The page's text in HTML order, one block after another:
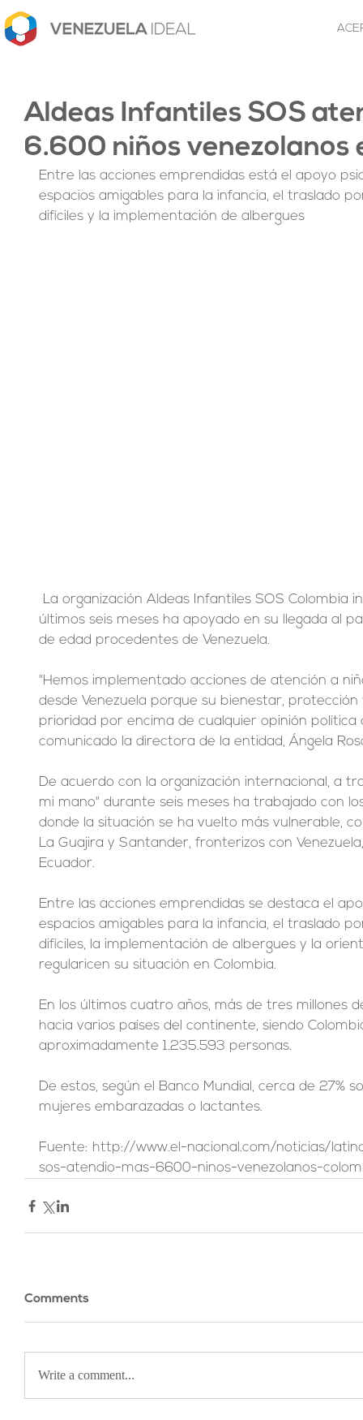
Aldeas Infantiles SOS
6.600 niños venezolanos
Entre las acciones emprendidas está el apoyo
espacios amigables para la infancia, el traslado
difíciles y la implementación de albergues
últimos seis meses ha apoyado en su llegada al
de edad procedentes de Venezuela.
"Hemos implementado acciones de atención a
desde Venezuela porque su bienestar,
prioridad por encima de cualquier opinión política
comunicado la directora de la entidad, Ángela
De acuerdo con la organización internacional, a
mi mano" durante seis meses ha trabajado con
donde la situación se ha vuelto más vulnerable,
La Guajira y Santander, fronterizos con
Ecuador.
Entre las acciones emprendidas se destaca el
espacios amigables para la infancia, el traslado
difíciles, la implementación de albergues y la
regularicen su situación en Colombia.
En los últimos cuatro años, más de tres millones
hacia varios países del continente, siendo
aproximadamente 1.235.593 personas.
De estos, según el Banco Mundial, cerca de 27%
mujeres embarazadas o lactantes.
Fuente: http://www.el-nacional.com/noticias/
sos-atendio-mas-6600-ninos-venezolanos-
Comments
Write a comment...